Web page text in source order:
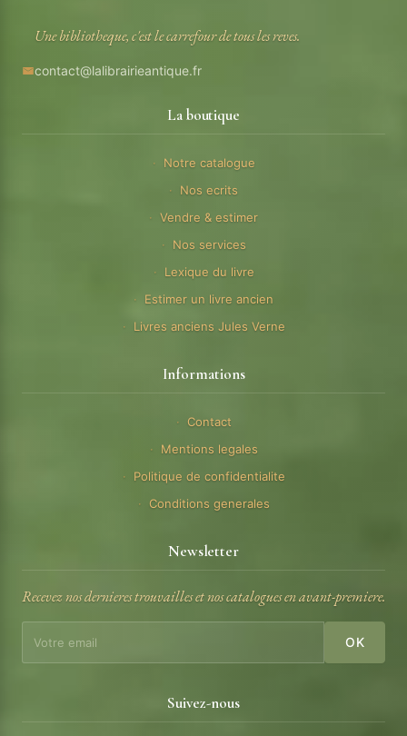
Une bibliotheque, c'est le carrefour de tous les reves.
contact@lalibrairieantique.fr
La boutique
Notre catalogue
Nos ecrits
Vendre & estimer
Nos services
Lexique du livre
Estimer un livre ancien
Livres anciens Jules Verne
Informations
Contact
Mentions legales
Politique de confidentialite
Conditions generales
Newsletter
Recevez nos dernieres trouvailles et nos catalogues en avant-premiere.
OK
Suivez-nous